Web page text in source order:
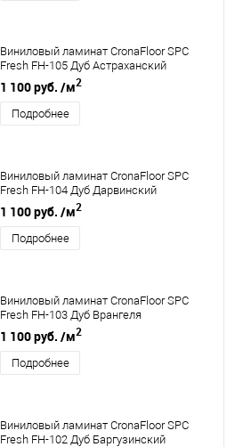
Виниловый ламинат CronaFloor SPC
Fresh FH-105 Дуб Астраханский
1 100 руб. /м2
Подробнее
Виниловый ламинат CronaFloor SPC
Fresh FH-104 Дуб Дарвинский
1 100 руб. /м2
Подробнее
Виниловый ламинат CronaFloor SPC
Fresh FH-103 Дуб Врангеля
1 100 руб. /м2
Подробнее
Виниловый ламинат CronaFloor SPC
Fresh FH-102 Дуб Баргузинский